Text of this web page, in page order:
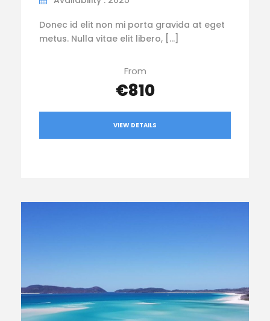
Donec id elit non mi porta gravida at eget
metus. Nulla vitae elit libero, […]
From
€810
VIEW DETAILS